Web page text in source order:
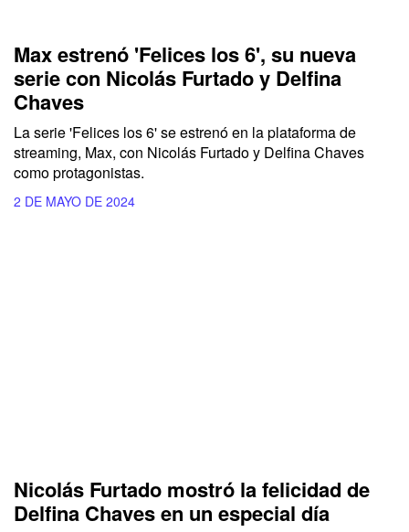
Max estrenó 'Felices los 6', su nueva
serie con Nicolás Furtado y Delfina
Chaves
La serie 'Felices los 6' se estrenó en la plataforma de
streaming, Max, con Nicolás Furtado y Delfina Chaves
como protagonistas.
2 DE MAYO DE 2024
Nicolás Furtado mostró la felicidad de
Delfina Chaves en un especial día